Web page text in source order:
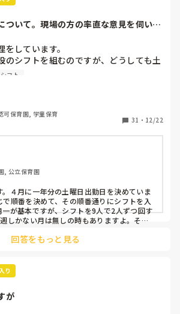
ついて。現場の方の率直な意見を伺いた
しています。
のシフトを組むのですが、どうしても土
方が少なく、いつも苦労しています。
ですが、いざ勤務が始まると一日も土曜
りです。
2日まで、と制限をかける
育に入ることのできる日を1日だけピッ
、土曜出勤が難しければ自身で代わりの
てもらう
策を取り入れることを考えています。
シフト
可保育園, 学童保育
31 ・ 12/22
, 公立保育園
４月に一年分の土曜日出勤日を決めていま
で順番を決めて、その順番通りにシフトを入
一が基本ですが、シフトを9人で2人ずつ回す
しかない月は無しの時もありますよ。その
告してます。
回答をもっと見る
り
が